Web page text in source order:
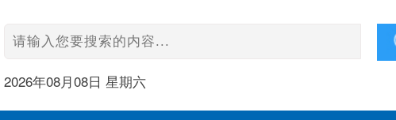
2026年08月08日 星期六